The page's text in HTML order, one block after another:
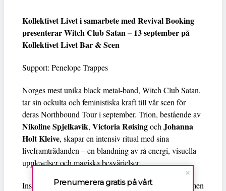
Kollektivet Livet i samarbete med Revival Booking
presenterar Witch Club Satan – 13 september på
Kollektivet Livet Bar & Scen
Support: Penelope Trappes
Norges mest unika black metal-band, Witch Club Satan,
tar sin ockulta och feministiska kraft till vår scen för
deras Northbound Tour i september. Trion, bestående av
Nikoline Spjelkavik, Victoria Røisingoch Johanna
Holt Kleive, skapar en intensiv ritual med sina
liveframträdanden – en blandning av rå energi, visuella
upplevelser och magiska besvärjelser.
Inspirerade av den tidiga norska black metal-scenen, men
Prenumerera gratis på vårt